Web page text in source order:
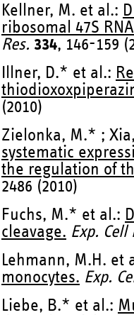
Kellner, M. et al.:
ribosomal 47S
Res. 334, 146-159
Illner, D.* et al.:
(2010)
Zielonka, M.* ;
systematic
the regulation of
2486 (2010)
Fuchs, M.* et al.:
cleavage. Exp. Cell
Lehmann, M.H. et
monocytes. Exp.
Liebe, B.* et al.: